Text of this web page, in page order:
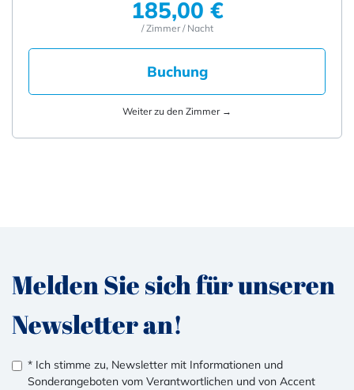
185,00 €
/ Zimmer / Nacht
Buchung
Weiter zu den Zimmer →
Melden Sie sich für unseren
Newsletter an!
* Ich stimme zu, Newsletter mit Informationen und
Sonderangeboten vom Verantwortlichen und von Accent